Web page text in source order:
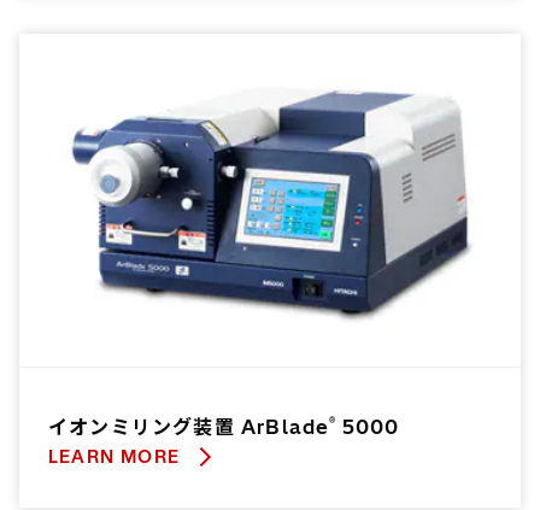
イオンミリング装置 ArBlade® 5000
LEARN MORE